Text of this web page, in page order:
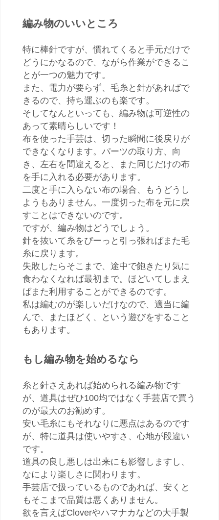
編み物のいいところ
特に棒針ですが、慣れてくると手元だけで
どうにかなるので、ながら作業ができるこ
とが一つの魅力です。
また、電力が要らず、毛糸と針があればで
きるので、持ち運ぶのも楽です。
そしてなんといっても、編み物は可逆性の
あって素晴らしいです！
布を使った手芸は、切った瞬間に後戻りが
できなくなります。パーツの取り方、向
き、左右を間違えると、また同じだけの布
を手に入れる必要があります。
二度と手に入らない布の場合、もうどうし
ようもありません。一度切った布を元に戻
すことはできないのです。
ですが、編み物はどうでしょう。
針を抜いて糸をぴーっと引っ張ればまた毛
糸に戻ります。
失敗したらそこまで、途中で飽きたり気に
食わなくなれば最初まで。ほどいてしまえ
ばまた利用することができるのです。
私は編むのが楽しいだけなので、適当に編
んで、またほどく、という遊びをすること
もあります。
もし編み物を始めるなら
糸と針さえあれば始められる編み物です
が、道具はぜひ100均ではなく手芸店で買う
のが最大のお勧めす。
安い毛糸にもそれなりに悪点はあるのです
が、特に道具は使いやすさ、心地が段違い
です。
道具の良し悪しは出来にも影響しますし、
なにより楽しさに関わります。
手芸店で扱っているものであれば、安くと
もそこまで品質は悪くありません。
欲を言えばCloverやハマナカなどの大手製